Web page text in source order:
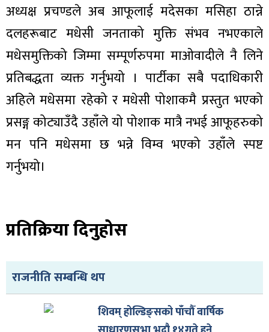
अध्यक्ष प्रचण्डले अब आफूलाई मदेसका मसिहा ठान्ने
दलहरूबाट मधेसी जनताको मुक्ति संभव नभएकाले
मधेसमुक्तिको जिम्मा सम्पूर्णरुपमा माओवादीले नै लिने
प्रतिबद्धता व्यक्त गर्नुभयो । पार्टीका सबै पदाधिकारी
अहिले मधेसमा रहेको र मधेसी पोशाकमै प्रस्तुत भएको
प्रसङ्ग कोट्याउँदै उहाँले यो पोशाक मात्रै नभई आफूहरुको
मन पनि मधेसमा छ भन्ने विम्व भएको उहाँले स्पष्ट
गर्नुभयो।
प्रतिक्रिया दिनुहोस
राजनीति सम्बन्धि थप
शिवम् होल्डिङ्सको पाँचौँ वार्षिक